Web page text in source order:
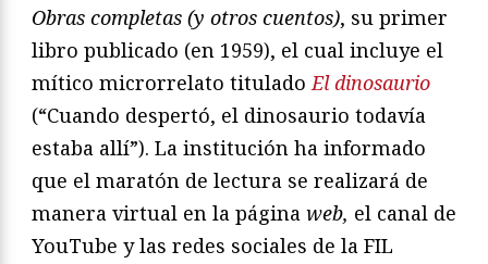
Obras completas (y otros cuentos), su primer
libro publicado (en 1959), el cual incluye el
mítico microrrelato tituladoEl dinosaurio
(“Cuando despertó, el dinosaurio todavía
estaba allí”). La institución ha informado
que el maratón de lectura se realizará de
manera virtual en la página web, el canal de
YouTube y las redes sociales de la FIL